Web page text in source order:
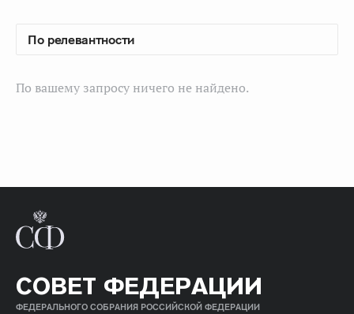
По вашему запросу ничего не найдено.
СОВЕТ ФЕДЕРАЦИИ
ФЕДЕРАЛЬНОГО СОБРАНИЯ РОССИЙСКОЙ ФЕДЕРАЦИИ